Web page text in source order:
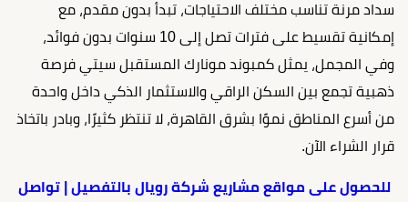
سداد مرنة تناسب مختلف الاحتياجات، تبدأ بدون مقدم، مع
إمكانية تقسيط على فترات تصل إلى 10 سنوات بدون فوائد،
وفي المجمل، يمثل كمبوند مونارك المستقبل سيتي فرصة
ذهبية تجمع بين السكن الراقي والاستثمار الذكي داخل واحدة
من أسرع المناطق نموًا بشرق القاهرة، لا تنتظر كثيرًا، وبادر باتخاذ
قرار الشراء الآن.
للحصول على مواقع مشاريع شركة رويال بالتفصيل | تواصل